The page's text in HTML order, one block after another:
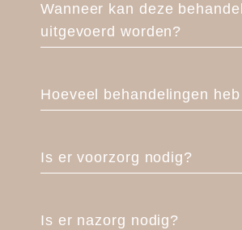
Wanneer kan deze
uitgevoerd worden?
Hoeveel behandelingen
Is er voorzorg nodig?
Is er nazorg nodig?